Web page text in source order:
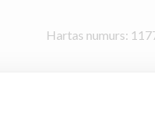
Hartas numurs: